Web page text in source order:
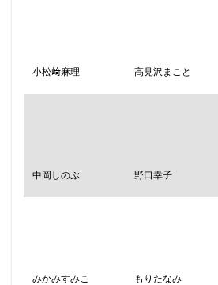
小松﨑麻理 高見沢まこと
中岡しのぶ 野口幸子
みかみすみこ もりたなみ